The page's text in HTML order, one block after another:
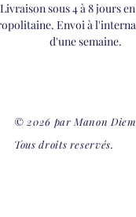
Livraison sous 4 à 8 jours
Envoi à
d'une semaine.
© 2026 par Manon
Tous droits reservés.